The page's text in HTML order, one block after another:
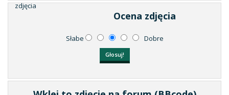
zdjęcia
Ocena zdjęcia
Słabe Dobre